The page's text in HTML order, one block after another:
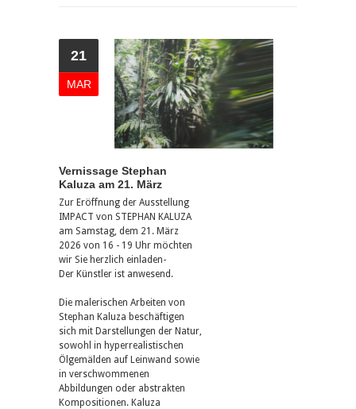
21
MAR
Vernissage Stephan
Kaluza am 21. März
Zur Eröffnung der Ausstellung
IMPACT von STEPHAN KALUZA
am Samstag, dem 21. März
2026 von 16 - 19 Uhr möchten
wir Sie herzlich einladen-
Der Künstler ist anwesend.
Die malerischen Arbeiten von
Stephan Kaluza beschäftigen
sich mit Darstellungen der Natur,
sowohl in hyperrealistischen
Ölgemälden auf Leinwand sowie
in verschwommenen
Abbildungen oder abstrakten
Kompositionen. Kaluza